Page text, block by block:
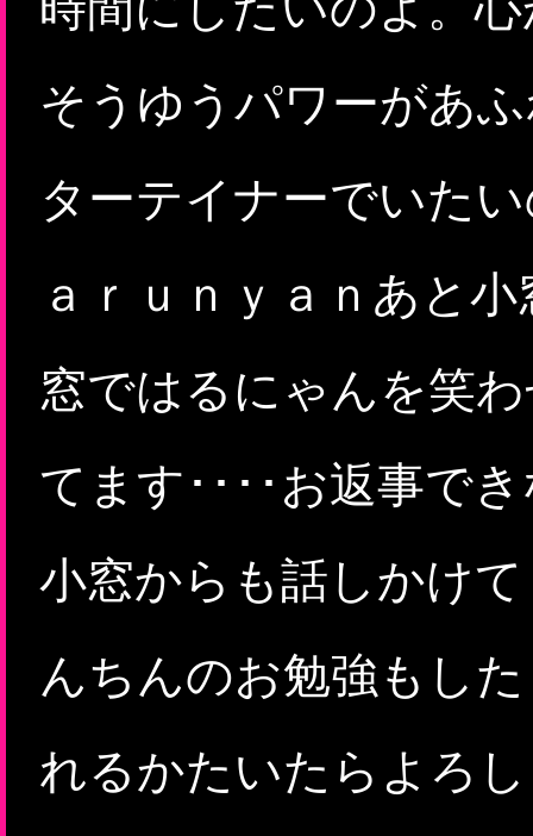
そうゆうパワーがあ
ターテイナーでいた
ａｒｕｎｙａｎあと
窓ではるにゃんを笑
てます････お返事で
小窓からも話しかけ
んちんのお勉強もし
れるかたいたらよろ